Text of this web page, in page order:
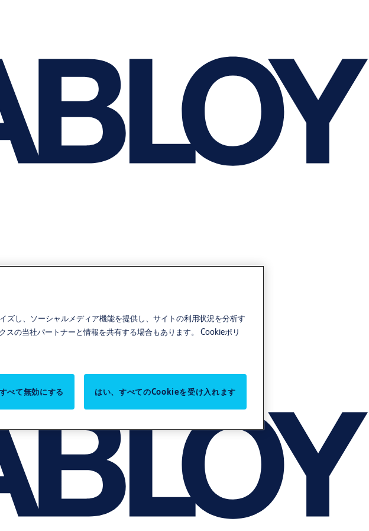
し、ソーシャルメディア機能を提供し、サイトの利用状況を分析す
の当社パートナーと情報を共有する場合もあります。 Cookieポリ
すべて無効にする
はい、すべてのCookieを受け入れます